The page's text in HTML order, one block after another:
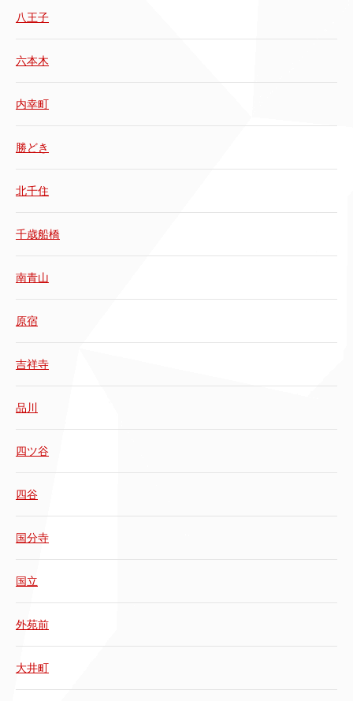
八王子
六本木
内幸町
勝どき
北千住
千歳船橋
南青山
原宿
吉祥寺
品川
四ツ谷
四谷
国分寺
国立
外苑前
大井町